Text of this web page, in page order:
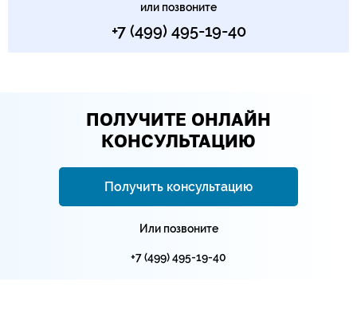
или позвоните
+7 (499) 495-19-40
ПОЛУЧИТЕ ОНЛАЙН
КОНСУЛЬТАЦИЮ
Получить консультацию
Или позвоните
+7 (499) 495-19-40